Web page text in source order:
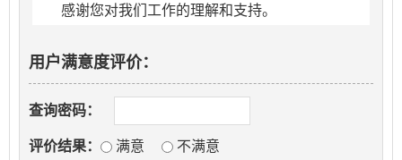
感谢您对我们工作的理解和支持。
用户满意度评价：
查询密码：
评价结果： 满意 不满意